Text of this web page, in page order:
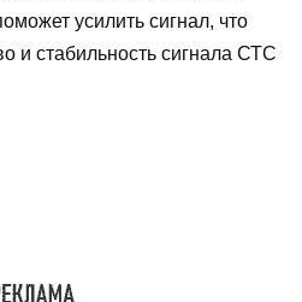
усилить сигнал, что
и стабильность сигнала СТС